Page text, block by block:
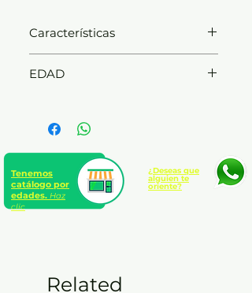
Características
Autor: Homero
Número de páginas: 464
EDAD
Tenemos
catálogo por
edades. Haz
clic
¿Deseas que
alguien te
oriente?
Related